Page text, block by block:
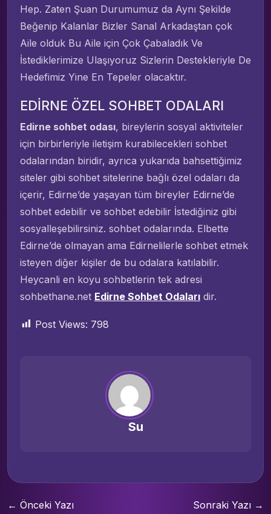
Hep. Zaten Şuan Durumumuz da Aynı Şekilde
Beğenip Kalanlar Bizler Sanal Arkadaştan çok
Aile olduk Bu Aile için Çok Çabaladık Ve
İstediklerimize Ulaşıyoruz Sizlerin Destekleriyle De
Hedefimiz Yine En Tepeler olacaktır.
EDİRNE ÖZEL SOHBET ODALARI
Edirne sohbet odası, bireylerin sosyal aktiviteler
için birbirleriyle iletişim kurabilecekleri sohbet
odalarından biridir, ayrıca yukarıda bahsettiğimiz
siteler gibi sohbet sitelerine bağlı özel odaları da
içerir, Edirne’de yaşayan tüm bireyler Edirne’de
sohbet edebilir ve sohbet edebilir İstediğiniz gibi
sosyalleşebilirsiniz. sohbet odalarında. Elbette
Edirne’de olmayan ama Edirnelilerle sohbet etmek
isteyen diğer kişiler de bu odalara katılabilir.
Heycanli en koyu sohbetlerin tek adresi
sohbethane.net Edirne Sohbet Odaları dir.
Post Views: 798
Su
← Önceki Yazı Sonraki Yazı →